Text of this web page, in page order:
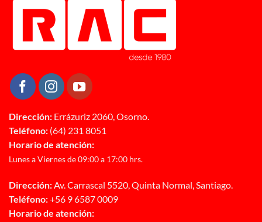
Dirección: Errázuriz 2060, Osorno.
Teléfono: (64) 231 8051
Horario de atención:
Lunes a Viernes de 09:00 a 17:00 hrs.
Dirección:Av. Carrascal 5520, Quinta Normal, Santiago.
Teléfono:+56 9 6587 0009
Horario de atención: